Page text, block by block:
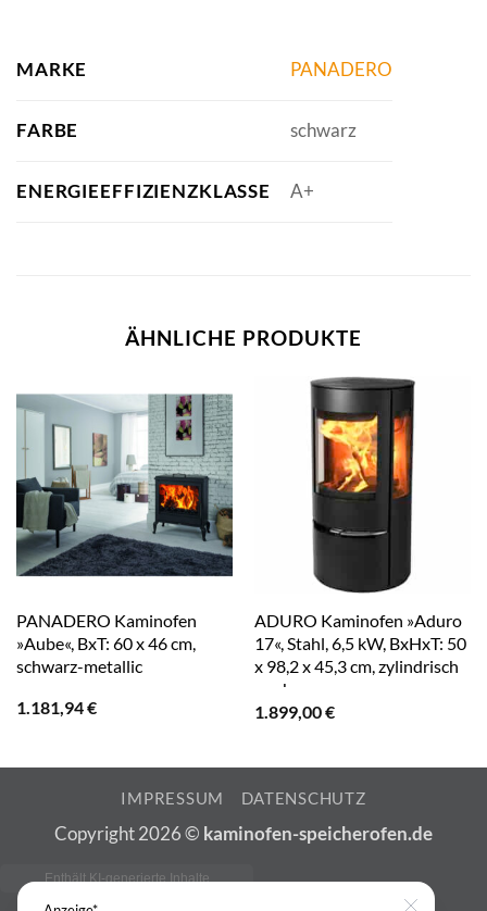
MARKE PANADERO
FARBE schwarz
ENERGIEEFFIZIENZKLASSE A+
ÄHNLICHE PRODUKTE
PANADERO Kaminofen
»Aube«, BxT: 60 x 46 cm,
schwarz-metallic
1.181,94€
ADURO Kaminofen »Aduro
17«, Stahl, 6,5 kW, BxHxT: 50
x 98,2 x 45,3 cm, zylindrisch
– schwarz
1.899,00€
IMPRESSUM DATENSCHUTZ
Copyright 2026 © kaminofen-speicherofen.de